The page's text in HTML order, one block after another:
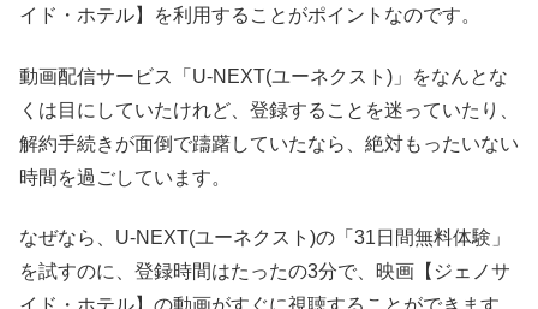
イド・ホテル】を利用することがポイントなのです。
動画配信サービス「U-NEXT(ユーネクスト)」をなんとな
くは目にしていたけれど、登録することを迷っていたり、
解約手続きが面倒で躊躇していたなら、絶対もったいない
時間を過ごしています。
なぜなら、U-NEXT(ユーネクスト)の「31日間無料体験」
を試すのに、登録時間はたったの3分で、映画【ジェノサ